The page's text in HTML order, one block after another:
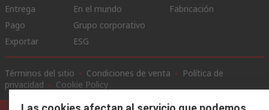
Entrega
Pago
Exportar
En el mundo
Grupo corporativo
ESG
Fabricación
Términos del sitio Condiciones de venta
Política de
privacidad
Cookie Policy